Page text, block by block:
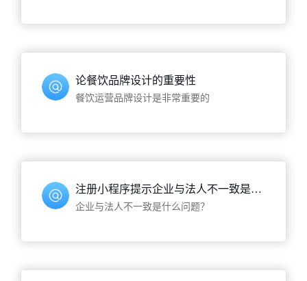
论餐饮品牌设计的重要性
餐饮运营品牌设计是非常重要的
注册小程序提示企业与法人不一致是什么原因？
企业与法人不一致是什么问题？